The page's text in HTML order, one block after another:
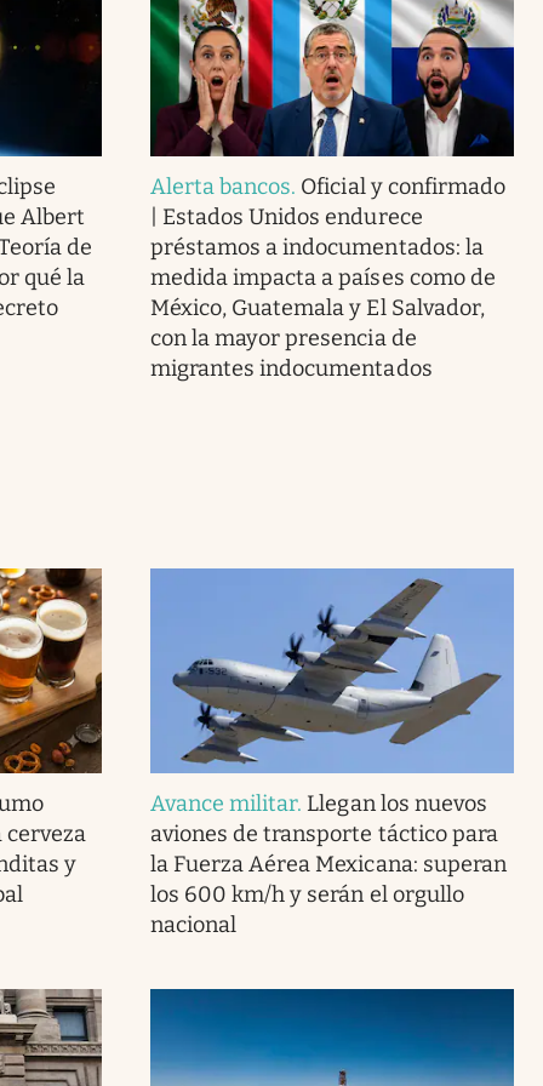
Albert
de
qué la
Alerta bancos. Oficial y confirmado
| Estados Unidos endurece
préstamos a indocumentados: la
medida impacta a países como de
México, Guatemala y El Salvador,
con la mayor presencia de
migrantes indocumentados
cerveza
y
Avance militar. Llegan los nuevos
aviones de transporte táctico para
la Fuerza Aérea Mexicana: superan
los 600 km/h y serán el orgullo
nacional